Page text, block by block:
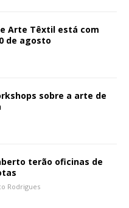
Arte Têxtil está com
de agosto
sobre a arte de
terão oficinas de
Rodrigues